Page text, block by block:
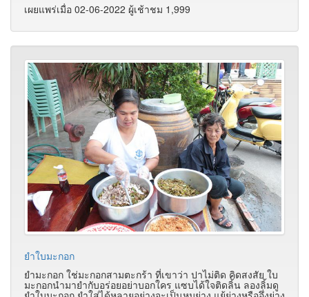
เผยแพร่เมื่อ 02-06-2022 ผู้เช้าชม 1,999
ยำใบมะกอก
ยำมะกอก ใช่มะกอกสามตะกร้า ที่เขาว่า ปาไม่ติด คิดสงสัย ใบ
มะกอกนำมายำกับอร่อยอย่าบอกใคร แซบได้ใจติดลิ้น ลองลิ้มดู